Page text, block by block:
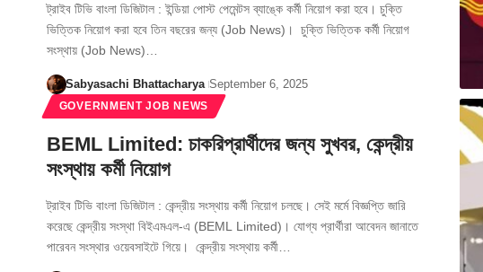
ট্রাইব টিভি বাংলা ডিজিটাল : ইন্ডিয়া পোস্ট পেমেন্টস ব্যাঙ্কে কর্মী নিয়োগ করা হবে। চুক্তি
ভিত্তিক নিয়োগ করা হবে তিন বছরের জন্য (Job News)। চুক্তি ভিত্তিক কর্মী নিয়োগ
সংস্থায় (Job News)…
Sabyasachi Bhattacharya September 6, 2025
GOVERNMENT JOB NEWS
BEML Limited: চাকরিপ্রার্থীদের জন্য সুখবর, কেন্দ্রীয়
সংস্থায় কর্মী নিয়োগ
ট্রাইব টিভি বাংলা ডিজিটাল : কেন্দ্রীয় সংস্থায় কর্মী নিয়োগ চলছে। সেই মর্মে বিজ্ঞপ্তি জারি
করেছে কেন্দ্রীয় সংস্থা বিইএমএল-এ (BEML Limited)। যোগ্য প্রার্থীরা আবেদন জানাতে
পারেবন সংস্থার ওয়েবসাইটে গিয়ে। কেন্দ্রীয় সংস্থায় কর্মী…